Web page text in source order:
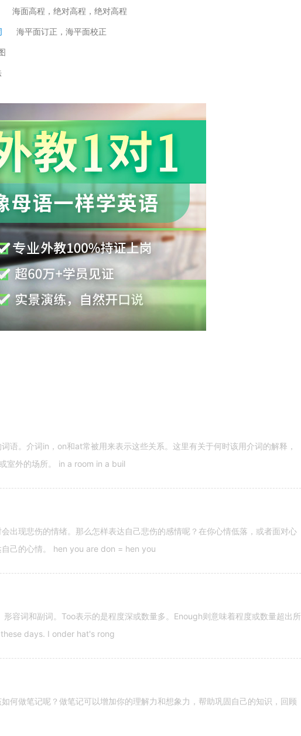
海面高程，绝对高程，绝对高程
海平面订正，海平面校正
语。介词in，on和at常被用来表示这些关系。这里有关于何时该用介词的解释，
室外的场所。 in a room in a buil
出现悲伤的情绪。那么怎样表达自己悲伤的感情呢？在你心情低落，或者面对心
己的心情。 hen you are don = hen you
容词和副词。Too表示的是程度深或数量多。Enough则意味着程度或数量超出所
days. I onder hat's rong
何做笔记呢？做笔记可以增加你的理解力和想象力，帮助巩固自己的知识，回顾